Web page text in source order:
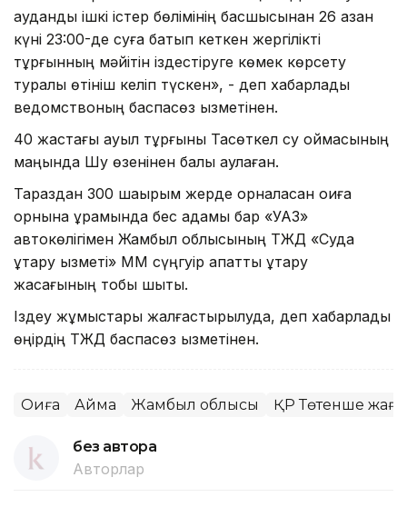
аудандық ішкі істер бөлімінің басшысынан 26 қазан
күні 23:00-де суға батып кеткен жергілікті
тұрғынның мәйітін іздестіруге көмек көрсету
туралы өтініш келіп түскен», - деп хабарлады
ведомствоның баспасөз қызметінен.
40 жастағы ауыл тұрғыны Тасөткел су қоймасының
маңында Шу өзенінен балық аулаған.
Тараздан 300 шақырым жерде орналасқан оқиға
орнына құрамында бес адамы бар «УАЗ»
автокөлігімен Жамбыл облысының ТЖД «Суда
құтқару қызметі» ММ сүңгуір апаттық құтқару
жасағының тобы шықты.
Іздеу жұмыстары жалғастырылуда, деп хабарлады
өңірдің ТЖД баспасөз қызметінен.
Оқиға Аймақ Жамбыл облысы ҚР Төтенше
без автора
Авторлар